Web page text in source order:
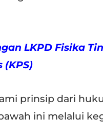
LKPD Fisika
(KPS)
prinsip dari
ini melalui